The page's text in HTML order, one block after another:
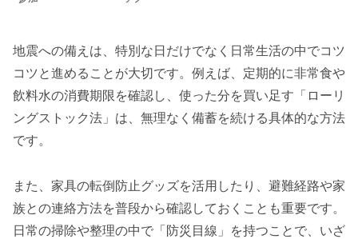
地震への備えは、特別な日だけでなく日常生活の中でコツ
コツと進めることが大切です。例えば、定期的に非常食や
飲料水の消費期限を確認し、使った分を買い足す「ローリ
ングストック法」は、無理なく備蓄を続ける具体的な方法
です。
また、家具の転倒防止グッズを活用したり、避難経路や家
族との連絡方法を普段から確認しておくことも重要です。
日常の掃除や整理の中で「防災目線」を持つことで、いざ